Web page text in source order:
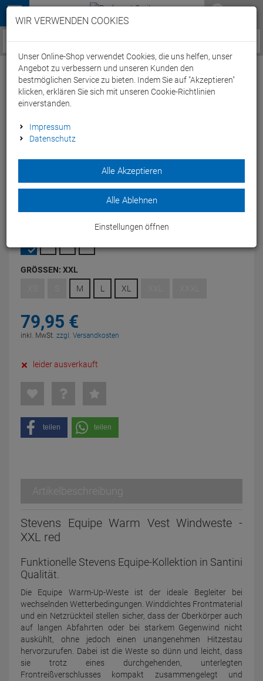
Menü
Service / Hilfe
Stevens Equipe Warm Vest Windweste -
XXL red
Mit der Stevens Equipe Warm Vest Windweste bist Du beim
Warm up bestens ausgestattet.
GRÖSSEN: XXL
M L XL
79,95 €
inkl. MwSt. zzgl. Versandkosten
leider ausverkauft
teilen teilen
Artikelbeschreibung
Stevens Equipe Warm Vest Windweste -
XXL red
Funktionelle Stevens Equipe-Kollektion in Santini
Qualität.
Die Equipe Warm-Up-Weste ist der ideale Begleiter bei
wechselnden Wetterbedingungen. Winddichtes Frontmaterial
und ein Netzrückteil stellen sicher, dass der Oberkörper auch
auf langen Abfahrten oder bei starkem Gegenwind nicht
auskühlt, ohne jedoch einen unangenehmen Hitzestau
hervorzurufen. Dabei ist die Weste so dünn und leicht, dass
sie trotz eines durchgehenden, unterlegten
Frontreißverschlusses kompakt zusammengelegt und
WIR VERWENDEN COOKIES
Unser Online-Shop verwendet Cookies, die uns helfen, unser
Angebot zu verbessern und unseren Kunden den
bestmöglichen Service zu bieten. Indem Sie auf "Akzeptieren"
klicken, erklären Sie sich mit unseren Cookie-Richtlinien
einverstanden.
Impressum
Datenschutz
Alle Akzeptieren
Alle Ablehnen
Einstellungen öffnen